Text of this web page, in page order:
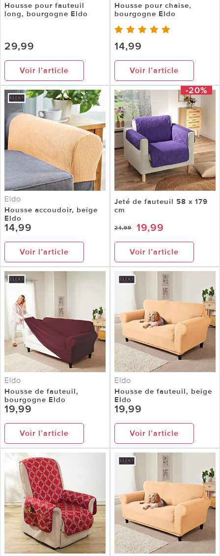
Housse pour fauteuil
long, bourgogne Eldo
29,99
Voir l’article
Housse pour chaise,
bourgogne Eldo
14,99
Voir l’article
Eldo
Housse accoudoir, beige
Eldo
14,99
Voir l’article
-20%
Jeté de fauteuil 58 x 179
cm
24,99 19,99
Voir l’article
Eldo
Housse de fauteuil,
bourgogne Eldo
19,99
Voir l’article
Eldo
Housse de fauteuil, beige
Eldo
19,99
Voir l’article